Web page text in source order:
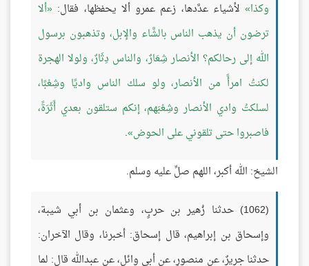
وكذا
لأشياء عدَّدها، زعم عمرو ألا يحفظها، فقال: ألا
ترضون أن يذهب الناس بالشَّاء والإبل، وتذهبون برسول
الله إلى رحالكم؟ الأنصار شِعَارٌ، والناس دِثَارٌ، ولولا الهجرة
لكنتُ امرأً من الأنصار، ولو سلك الناس واديًا وشِعْبًا،
لسلكتُ وادي الأنصار وشِعْبَهم، إنكم ستلقون بعدي أَثَرَةً،
فاصبروا حتى تلقوني على الحوض .
الشيخ: الله أكبر، اللهم صلِّ عليه وسلم.
(1062) حدثنا زُهير بن حربٍ، وعثمان بن أبي شيبة،
وإسحاق بن إبراهيم، قال إسحاق: أخبرنا، وقال الآخران:
حدثنا جريرٌ، عن منصورٍ، عن أبي وائلٍ، عن عبدالله قال: لما